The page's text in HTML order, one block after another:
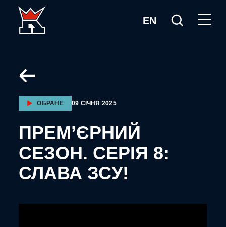
EN
ОБРАНЕ 09 СІЧНЯ 2025
ПРЕМ’ЄРНИЙ
СЕЗОН. СЕРІЯ 8:
СЛАВА ЗСУ!